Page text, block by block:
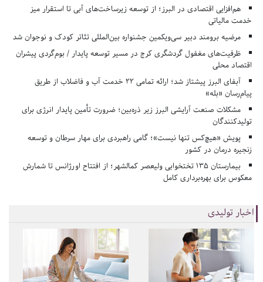
هم‌افزایی اقتصادی در البرز؛ از توسعه زیرساخت‌های آبی تا استقرار میز
خدمت مالیاتی
مرضیه برومند دبیر سی‌ویکمین جشنواره بین‌المللی تئاتر کودک و نوجوان شد
ظرفیت‌های مغفول گردشگری کرج در مسیر توسعه پایدار / بوم‌گردی پیشران
اقتصاد محلی
آبفای البرز پیشتاز شد؛ ارائه تمامی ۲۲ خدمت آب و فاضلاب از طریق
پیام‌رسان «بله»
مشکلات صنعت آرایشی البرز زیر ذره‌بین؛ ضرورت تأمین پایدار انرژی برای
تولیدکنندگان
پویش «هیچ‌کس تنها نیست»؛ گامی راهبردی برای مهار سرطان و توسعه
زنجیره درمان در کشور
بیمارستان ۱۳۵ تختخوابی ولیعصر کمالشهر؛ از افتتاح اورژانس تا شمارش
معکوس برای بهره‌برداری کامل
اخبار تولیدی